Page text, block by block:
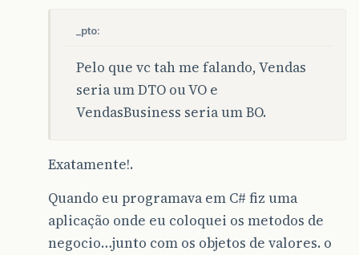
_pto:
Pelo que vc tah me falando, Vendas
seria um DTO ou VO e
VendasBusiness seria um BO.
Exatamente!.
Quando eu programava em C# fiz uma
aplicação onde eu coloquei os metodos de
negocio…junto com os objetos de valores. o